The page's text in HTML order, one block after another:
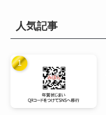
人気記事